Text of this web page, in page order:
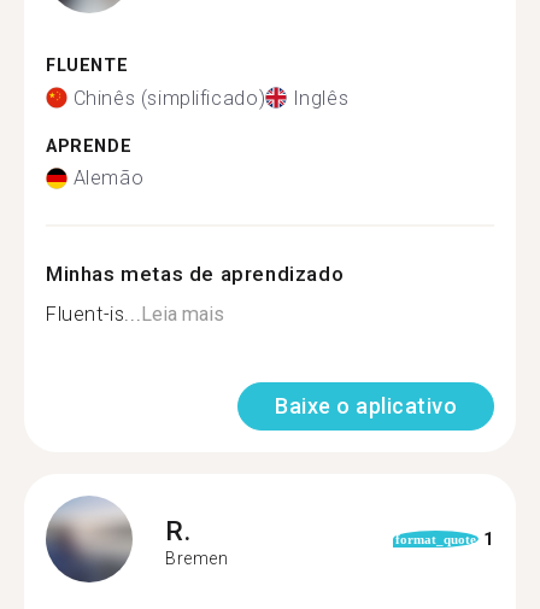
FLUENTE
Chinês (simplificado) Inglês
APRENDE
Alemão
Minhas metas de aprendizado
Fluent-is...Leia mais
Baixe o aplicativo
R.
Bremen
format_quote 1